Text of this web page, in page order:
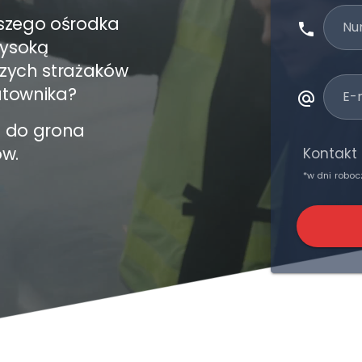
ośrodka
strażaków
do grona
E-
*w dni